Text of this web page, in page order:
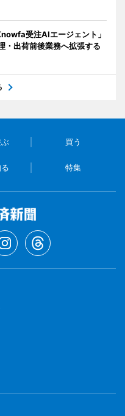
受注AIエージェント」
・出荷前後業務へ拡張する
買う
特集